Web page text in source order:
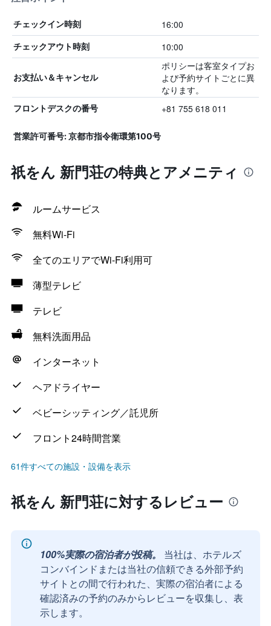
チェックイン時刻 16:00
チェックアウト時刻 10:00
お支払い＆キャンセル
ポリシーは客室タイプお
よび予約サイトごとに異
なります。
フロントデスクの番号 +81 755 618 011
営業許可番号: 京都市指令衛環第100号
祇をん 新門荘の特典とアメニティ
ルームサービス
無料Wi-Fi
全てのエリアでWi-Fi利用可
薄型テレビ
テレビ
無料洗面用品
インターネット
ヘアドライヤー
ベビーシッティング／託児所
フロント24時間営業
61件すべての施設・設備を表示
祇をん 新門荘に対するレビュー
100%実際の宿泊者が投稿。
当社は、ホテルズ
コンバインドまたは当社の信頼できる外部予約
サイトとの間で行われた、実際の宿泊者による
確認済みの予約のみからレビューを収集し、表
示します。